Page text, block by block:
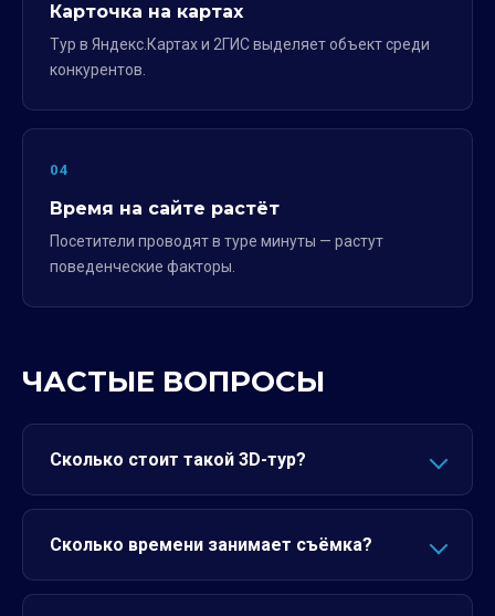
Карточка на картах
Тур в Яндекс.Картах и 2ГИС выделяет объект среди
конкурентов.
04
Время на сайте растёт
Посетители проводят в туре минуты — растут
поведенческие факторы.
ЧАСТЫЕ ВОПРОСЫ
Сколько стоит такой 3D-тур?
Сколько времени занимает съёмка?